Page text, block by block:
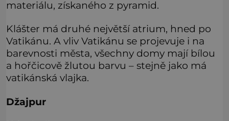
materiálu, získaného z pyramid.
Klášter má druhé největší atrium, hned po
Vatikánu. A vliv Vatikánu se projevuje i na
barevnosti města, všechny domy mají bílou
a hořčicově žlutou barvu – stejně jako má
vatikánská vlajka.
Džajpur